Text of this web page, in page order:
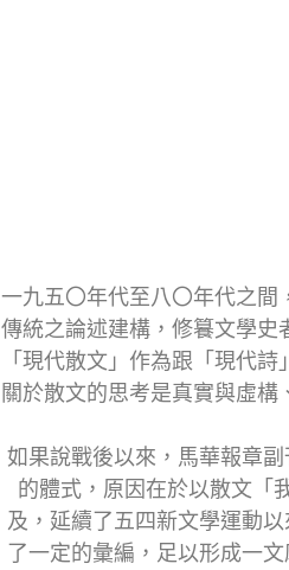
一九五〇年代至八〇年代之
傳統之論述建構，修籑文學史
「現代散文」作為跟「現代
關於散文的思考是真實與虛
如果說戰後以來，馬華報章
的體式，原因在於以散文「
及，延續了五四新文學運動
了一定的彙編，足以形成一